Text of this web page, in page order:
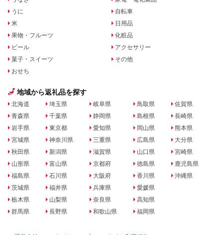
うに
米
果物・フルーツ
ビール
菓子・スイーツ
おせち
自転車
日用品
化粧品
アクセサリー
その他
地域から返礼品を探す
北海道
青森県
岩手県
宮城県
秋田県
山形県
福島県
茨城県
栃木県
群馬県
埼玉県
千葉県
東京都
神奈川県
新潟県
富山県
石川県
福井県
山梨県
長野県
岐阜県
静岡県
愛知県
三重県
滋賀県
京都府
大阪府
兵庫県
奈良県
和歌山県
鳥取県
島根県
岡山県
広島県
山口県
徳島県
香川県
愛媛県
高知県
福岡県
佐賀県
長崎県
熊本県
大分県
宮崎県
鹿児島県
沖縄県